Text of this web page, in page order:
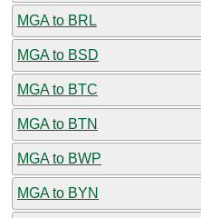
MGA to BRL
MGA to BSD
MGA to BTC
MGA to BTN
MGA to BWP
MGA to BYN